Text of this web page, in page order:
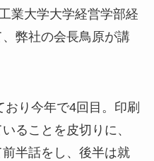
業大学大学経営学部経
弊社の会長鳥原が講
り今年で4回目。印刷
ることを皮切りに、
半話をし、後半は就